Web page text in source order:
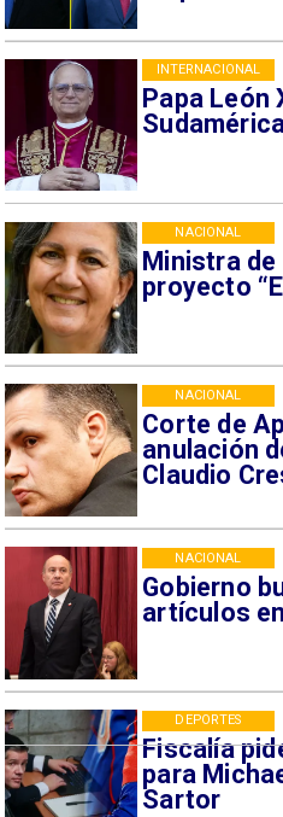
Papa León
INTERNACIONAL
Ministra
proyecto
NACIONAL
Corte de
anulación
Claudio
NACIONAL
Gobierno
artículos
NACIONAL
Fiscalía
para
Sartor
DEPORTES